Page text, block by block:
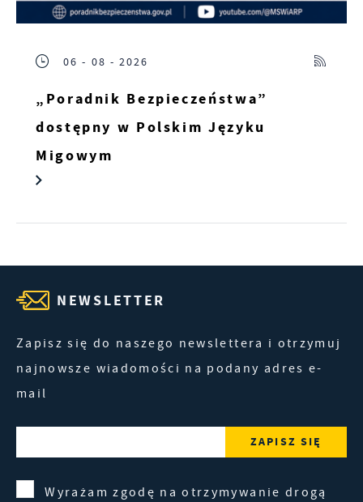
06 - 08 - 2026
„Poradnik Bezpieczeństwa”
dostępny w Polskim Języku
Migowym
NEWSLETTER
Zapisz się do naszego newslettera i otrzymuj
najnowsze wiadomości na podany adres e-
mail
Wyrażam zgodę na otrzymywanie drogą